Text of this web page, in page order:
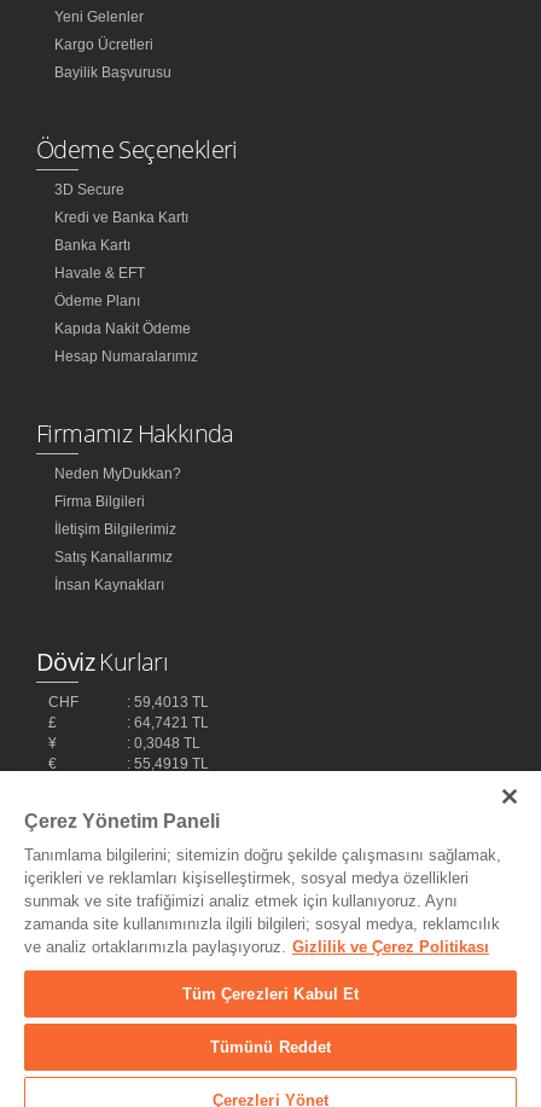
Yeni Gelenler
Kargo Ücretleri
Bayilik Başvurusu
Ödeme Seçenekleri
3D Secure
Kredi ve Banka Kartı
Banka Kartı
Havale & EFT
Ödeme Planı
Kapıda Nakit Ödeme
Hesap Numaralarımız
Firmamız Hakkında
Neden MyDukkan?
Firma Bilgileri
İletişim Bilgilerimiz
Satış Kanallarımız
İnsan Kaynakları
DövizKurları
CHF
: 59,4013 TL
£
: 64,7421 TL
¥
: 0,3048 TL
€
: 55,4919 TL
Bilişim Teknolojileri,
© Copyright 2004 - 2026 MyDukkan Müzik Market Tic. ve San Ltd.
Şti. - Her Hakkı Saklıdır.
Çerez Yönetim Paneli
Tanımlama bilgilerini; sitemizin doğru şekilde çalışmasını sağlamak,
içerikleri ve reklamları kişiselleştirmek, sosyal medya özellikleri
sunmak ve site trafiğimizi analiz etmek için kullanıyoruz. Aynı
zamanda site kullanımınızla ilgili bilgileri; sosyal medya, reklamcılık
ve analiz ortaklarımızla paylaşıyoruz. Gizlilik ve Çerez Politikası
Tüm Çerezleri Kabul Et
Tümünü Reddet
Çerezleri Yönet